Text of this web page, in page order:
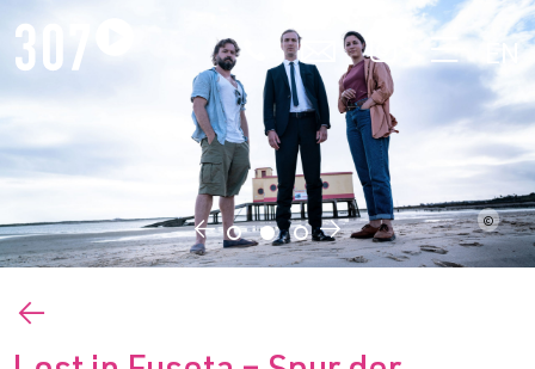
🕻 ✉   EN
©
©
©
← →
←